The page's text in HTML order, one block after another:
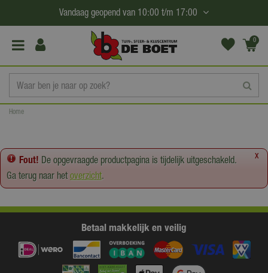
a
Home
Vandaag geopend van 10:00 t/m 17:00
0
(€0,
x
Fout! De opgevraagde productpagina is tijdelijk uitgeschakeld.
Ga terug naar hetoverzicht.
Betaal makkelijk en veilig